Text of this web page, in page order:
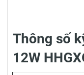
Thông số
12W